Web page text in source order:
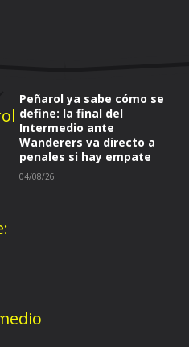
Peñarol ya sabe cómo se
define: la final del
Intermedio ante
Wanderers va directo a
penales si hay empate
04/08/26